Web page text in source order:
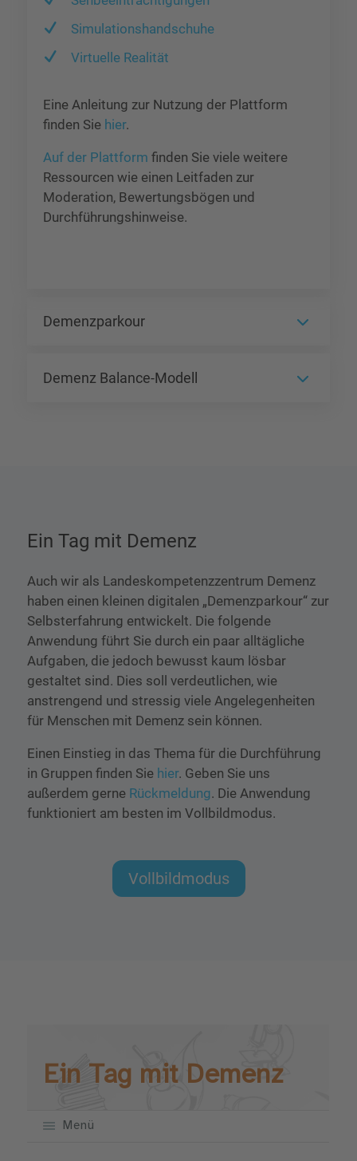
Simulationshandschuhe
Virtuelle Realität
Eine Anleitung zur Nutzung der Plattform
finden Sie hier.
Auf der Plattform finden Sie viele weitere
Ressourcen wie einen Leitfaden zur
Moderation, Bewertungsbögen und
Durchführungshinweise.
Demenzparkour
Demenz Balance-Modell
Ein Tag mit Demenz
Auch wir als Landeskompetenzzentrum Demenz
haben einen kleinen digitalen „Demenzparkour“ zur
Selbsterfahrung entwickelt. Die folgende
Anwendung führt Sie durch ein paar alltägliche
Aufgaben, die jedoch bewusst kaum lösbar
gestaltet sind. Dies soll verdeutlichen, wie
anstrengend und stressig viele Angelegenheiten
für Menschen mit Demenz sein können.
Einen Einstieg in das Thema für die Durchführung
in Gruppen finden Sie hier. Geben Sie uns
außerdem gerne Rückmeldung. Die Anwendung
funktioniert am besten im Vollbildmodus.
Vollbildmodus